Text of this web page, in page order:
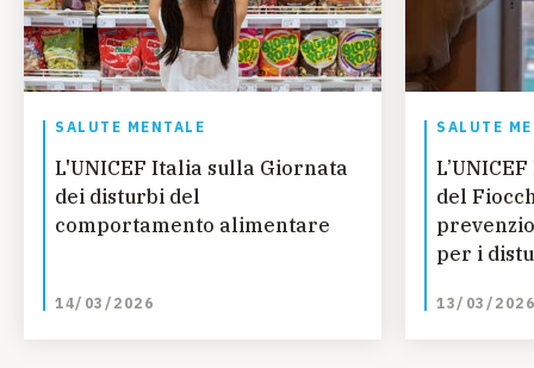
SALUTE MENTALE
L'UNICEF Italia sulla Giornata
dei disturbi del
comportamento alimentare
14/03/2026
SALUTE
del
per i
13/03/2026